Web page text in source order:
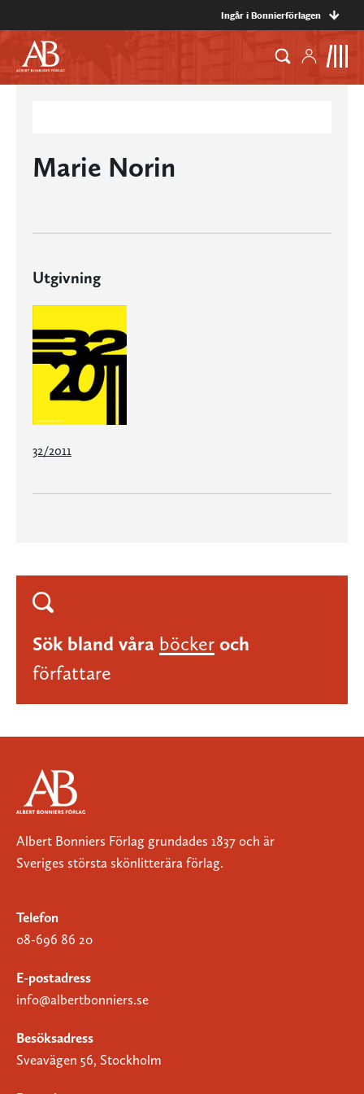
Ingår i Bonnierförlagen
Marie Norin
Utgivning
32/2011
Sök bland våra böcker och
författare
Albert Bonniers Förlag grundades 1837 och är
Sveriges största skönlitterära förlag.
Telefon
08-696 86 20
E-postadress
info@albertbonniers.se
Besöksadress
Sveavägen 56, Stockholm